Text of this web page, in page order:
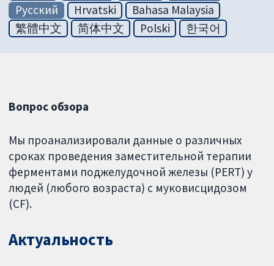
Русский
Hrvatski
Bahasa Malaysia
繁體中文
简体中文 Polski 한국어
Вопрос обзора
Мы проанализировали данные о различных
сроках проведения заместительной терапии
ферментами поджелудочной железы (PERT) у
людей (любого возраста) с муковисцидозом
(CF).
Актуальность